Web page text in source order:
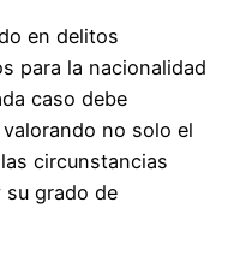
en delitos
para la nacionalidad
caso debe
no solo el
circunstancias
su grado de